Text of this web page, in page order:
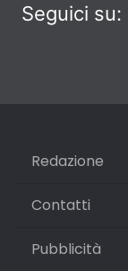
Seguici su:
Redazione
Contatti
Pubblicità